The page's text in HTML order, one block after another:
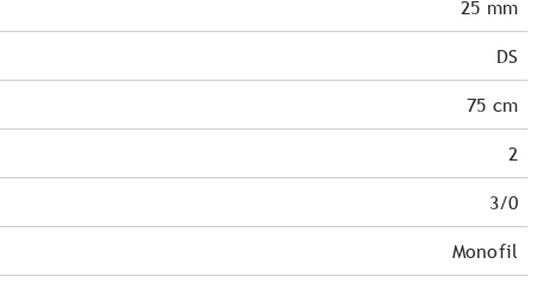
25 mm
DS
75 cm
2
3/0
Monofil